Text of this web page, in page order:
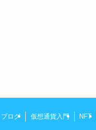
ブログ 仮想通貨入門 NFT